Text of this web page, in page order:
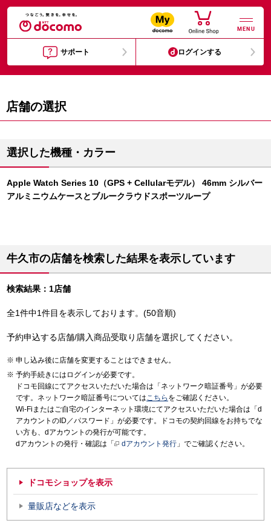
MENU
サポート ログインする
店舗の選択
選択した機種・カラー
Apple Watch Series 10（GPS + Cellularモデル） 46mm シルバー
アルミニウムケースとブルークラウドスポーツループ
牛久市の店舗を検索した結果を表示しています
検索結果：1店舗
全1件中1件目を表示しております。(50音順)
予約申込する店舗/購入商品受取り店舗を選択してください。
申し込み後に店舗を変更することはできません。
予約手続きにはログインが必要です。
ドコモ回線にてアクセスいただいた場合は「ネットワーク暗証番号」が必要
です。ネットワーク暗証番号についてはこちら をご確認ください。
Wi-Fiまたはご自宅のインターネット環境にてアクセスいただいた場合は「d
アカウントのID／パスワード」が必要です。ドコモの契約回線をお持ちでな
い方も、dアカウントの発行が可能です。
dアカウントの発行・確認は「
dアカウント発行 」でご確認ください。
ドコモショップを表示
量販店などを表示